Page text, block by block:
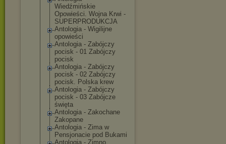
Wiedźmińskie
Opowieści. Wojna Krwi -
SUPERPRODUKCJA
Antologia - Wigilijne
opowieści
Antologia - Zabójczy
pocisk - 01 Zabójczy
pocisk
Antologia - Zabójczy
pocisk - 02 Zabójczy
pocisk. Polska krew
Antologia - Zabójczy
pocisk - 03 Zabójcze
święta
Antologia - Zakochane
Zakopane
Antologia - Zima w
Pensjonacie pod Bukami
Antologia - Zimno,